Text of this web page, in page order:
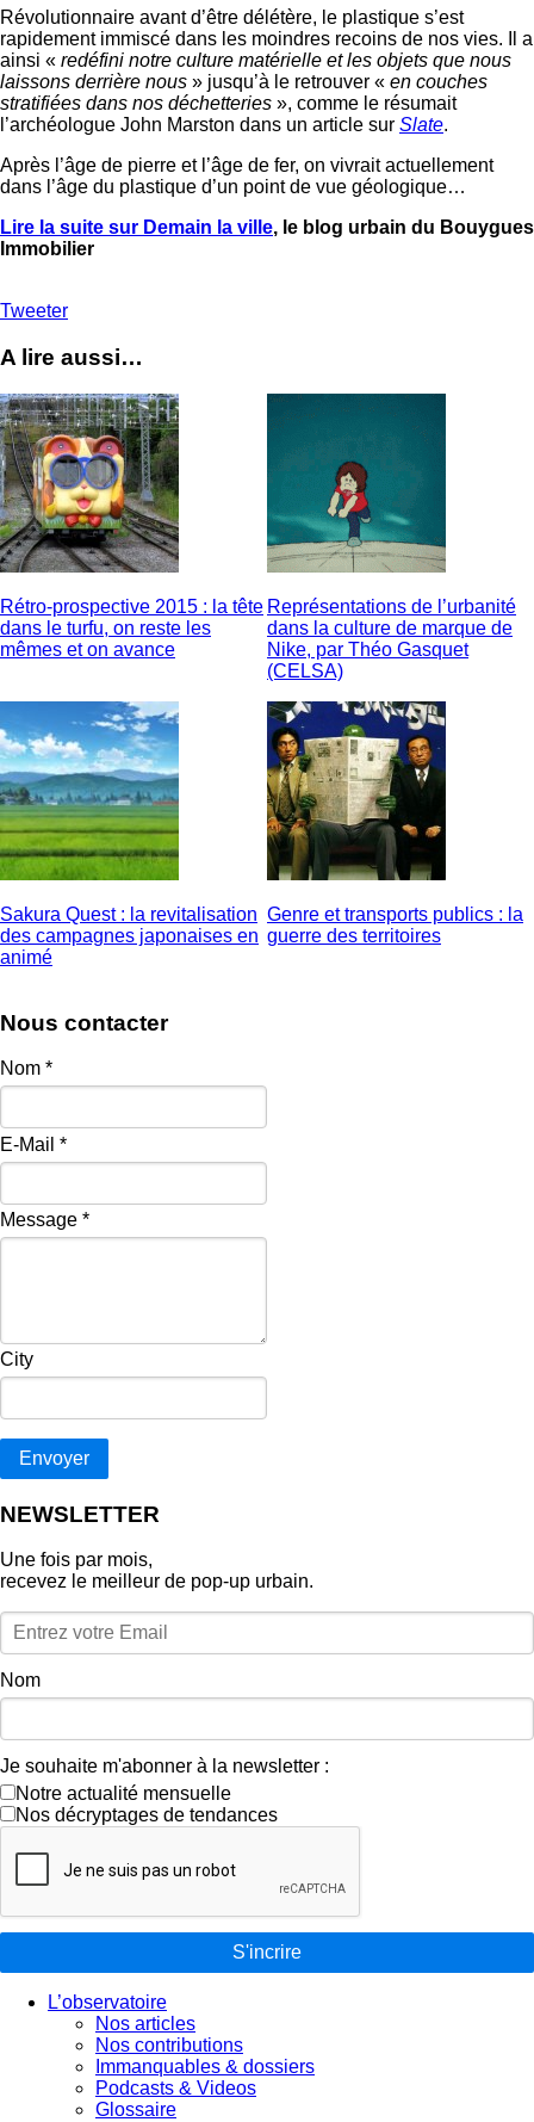
Révolutionnaire avant d’être délétère, le plastique s’est
rapidement immiscé dans les moindres recoins de nos vies. Il a
ainsi « redéfini notre culture matérielle et les objets que nous
laissons derrière nous » jusqu’à le retrouver « en couches
stratifiées dans nos déchetteries », comme le résumait
l’archéologue John Marston dans un article sur Slate.
Après l’âge de pierre et l’âge de fer, on vivrait actuellement
dans l’âge du plastique d’un point de vue géologique…
Lire la suite sur Demain la ville, le blog urbain du Bouygues
Immobilier
Tweeter
A lire aussi…
Rétro-prospective 2015 : la tête
dans le turfu, on reste les
mêmes et on avance
Représentations de l’urbanité
dans la culture de marque de
Nike, par Théo Gasquet
(CELSA)
Sakura Quest : la revitalisation
des campagnes japonaises en
animé
Genre et transports publics : la
guerre des territoires
Nous contacter
Nom *
E-Mail *
Message *
City
Envoyer
NEWSLETTER
Une fois par mois,
recevez le meilleur de pop‑up urbain.
Nom
Je souhaite m'abonner à la newsletter :
Notre actualité mensuelle
Nos décryptages de tendances
S'incrire
L’observatoire
Nos articles
Nos contributions
Immanquables & dossiers
Podcasts & Videos
Glossaire